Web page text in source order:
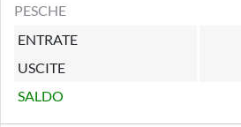
PESCHE
ENTRATE
USCITE
SALDO